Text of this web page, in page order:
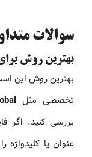
سوالات
بهترین روش
بهترین روش این است
تخصصی مثل
بررسی کنید. اگر
عنوان یا کلیدواژه